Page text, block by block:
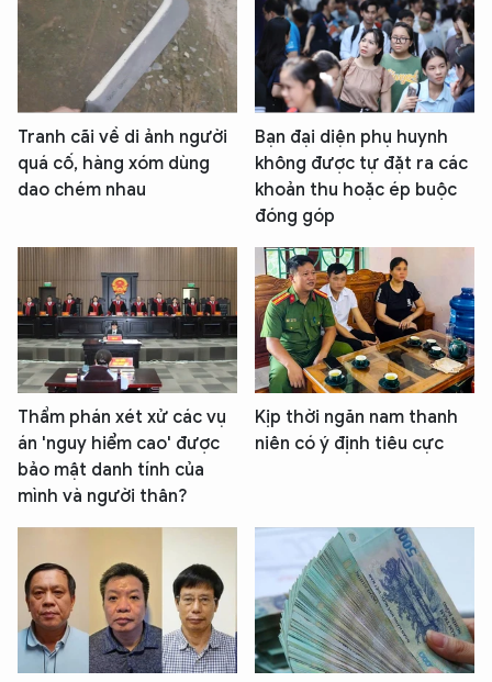
Tranh cãi về di ảnh người
quá cố, hàng xóm dùng
dao chém nhau
Bạn đại diện phụ huynh
không được tự đặt ra các
khoản thu hoặc ép buộc
đóng góp
Thẩm phán xét xử các vụ
án 'nguy hiểm cao' được
bảo mật danh tính của
mình và người thân?
Kịp thời ngăn nam thanh
niên có ý định tiêu cực